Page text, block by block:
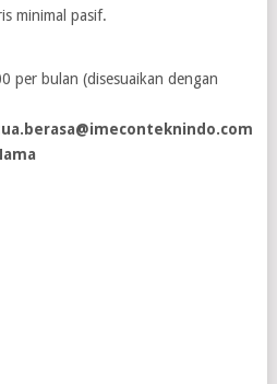
minimal pasif.
per bulan (disesuaikan dengan